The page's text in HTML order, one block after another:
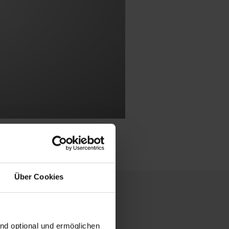
Über Cookies
optional und ermöglichen